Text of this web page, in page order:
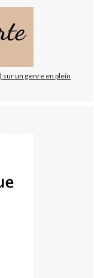
sur un genre en plein